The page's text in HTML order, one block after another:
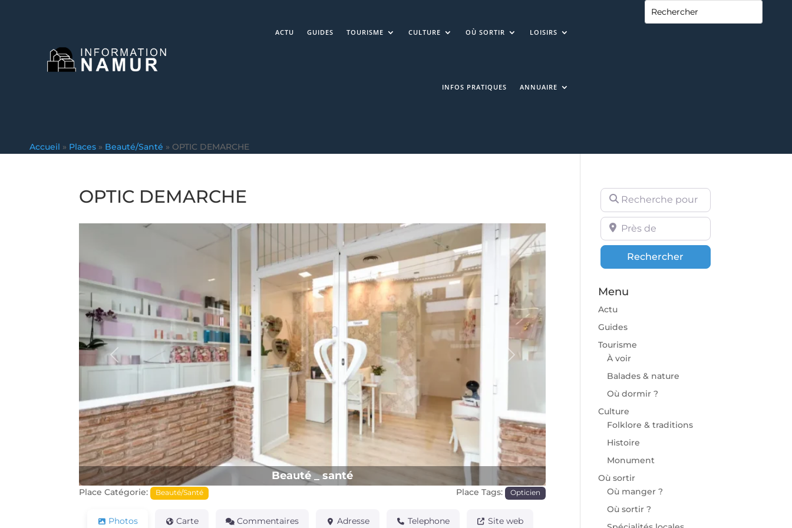
ACTU GUIDES TOURISME CULTURE OÙ SORTIR LOISIRS
INFOS PRATIQUES ANNUAIRE
Accueil » Places » Beauté/Santé » OPTIC DEMARCHE
OPTIC DEMARCHE
Beauté _ santé
Précédente Prochaine
Place Catégorie: Beauté/Santé Place Tags: Opticien
Photos Carte Commentaires Adresse Telephone Site web
Recherche pour
Près de
Rechercher
Menu
Actu
Guides
Tourisme
À voir
Balades & nature
Où dormir ?
Culture
Folklore & traditions
Histoire
Monument
Où sortir
Où manger ?
Où sortir ?